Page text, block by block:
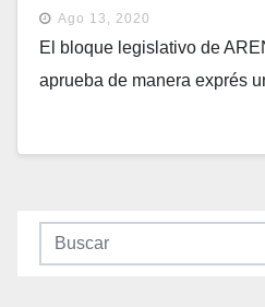
inútiles para desviar
prioritarios
Ago 13, 2020
El bloque legislativo de
aprueba de manera exprés